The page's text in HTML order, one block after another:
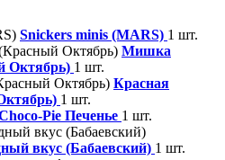
Snickers minis (MARS) 1 шт.
Мишка
Октябрь) 1 шт.
Красная
1 шт.
Pie Печенье 1 шт.
вкус (Бабаевский) 1 шт.